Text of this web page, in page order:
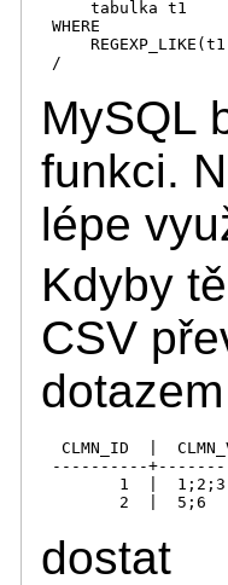
    tabulka t1
WHERE
MySQL
funkci.
lépe
Kdyby
CSV
CLMN_ID  |
----------
1  |
dostat